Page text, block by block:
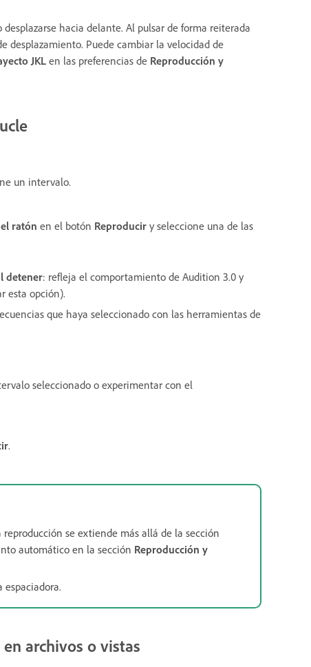
hacia delante. Al pulsar de forma reiterada
desplazamiento. Puede cambiar la velocidad de
JKL en las preferencias de Reproducción y
un intervalo.
ratón en el botón Reproducir y seleccione una de las
detener: refleja el comportamiento de Audition 3.0 y
esta opción).
que haya seleccionado con las herramientas de
seleccionado o experimentar con el
.
reproducción se extiende más allá de la sección
automático en la sección Reproducción y
archivos o vistas